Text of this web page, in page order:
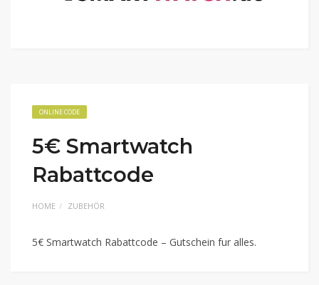
ONLINE CODE
5€ Smartwatch
Rabattcode
HOME ZUBEHÖR
5€ Smartwatch Rabattcode – Gutschein fur alles.